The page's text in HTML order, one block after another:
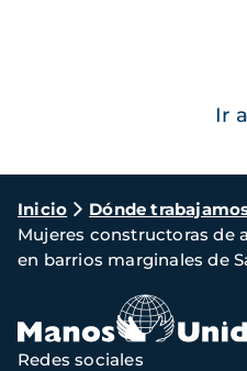
Ir
Ruta
de
navegación
Inicio Dónde
Mujeres constructoras de
en barrios marginales de
Redes sociales